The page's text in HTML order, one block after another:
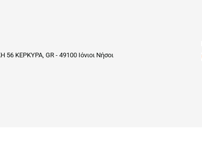
ΚΕΡΚΥΡΑ, GR - 49100 Ιόνιοι Νήσοι